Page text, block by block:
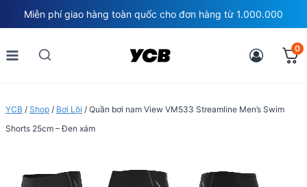
to
content
Miễn phí giao hàng toàn quốc cho đơn hàng từ 1.000.000
0
YCB / Shop / Bơi Lội / Quần bơi nam View VM533 Streamline Men’s Swim
Shorts 25cm – Đen xám